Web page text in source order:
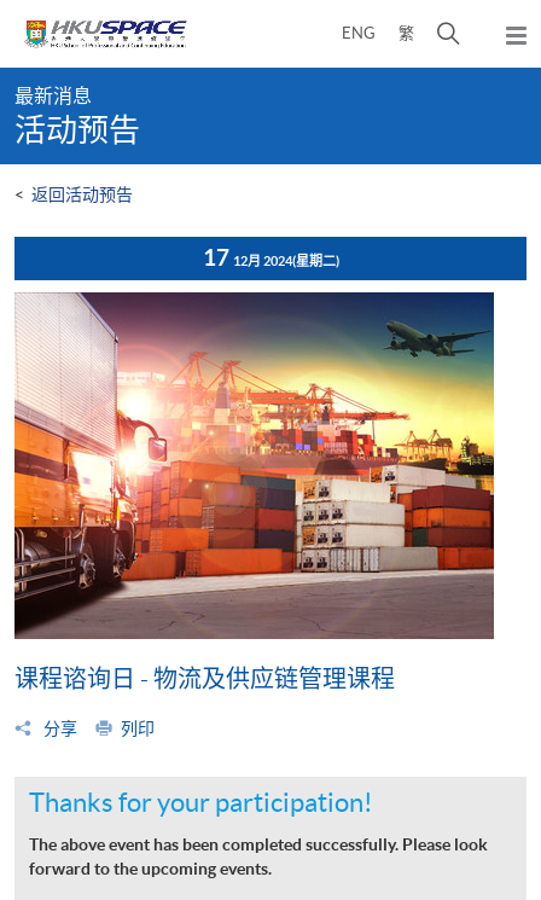
content
ENG 繁
开
弹
出
content
start
最新消息
活动预告
< 返回活动预告
17 12月 2024(星期二)
课程谘询日 - 物流及供应链管理课程
分享 列印
Thanks for your participation!
The above event has been completed successfully. Please look
forward to the upcoming events.